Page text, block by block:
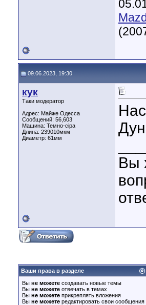
09.06.2023, 19:30
кук
Таки модератор
Адрес: Майже Одесса
Сообщений: 56,603
Машина: Темно-сіра
Длина: 239010мкм
Диаметр: 61мм
Вы
Ваши права в разделе
Вы не можете создавать новые темы
Вы не можете отвечать в темах
Вы не можете прикреплять вложения
Вы не можете редактировать свои сообщения